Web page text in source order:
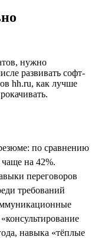
нужно
развивать софт-
hh.ru, как лучше
по сравнению
на 42%.
переговоров
требований
навыка «тёплые